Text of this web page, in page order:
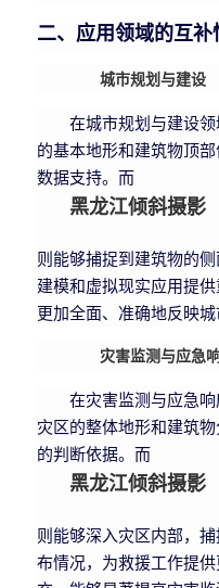
二、应用领域的互补
城市规划与建设
在城市规划与建设
的基本地形和建筑物顶
数据支持。而
黑龙江倾斜摄影
则能够捕捉到建筑物的
建模和虚拟现实应用提
更加全面、准确地反映城
灾害监测与应急
在灾害监测与应急
灾区的整体地形和建筑
的判断依据。而
黑龙江倾斜摄影
则能够深入灾区内部，
布情况，为救援工作提